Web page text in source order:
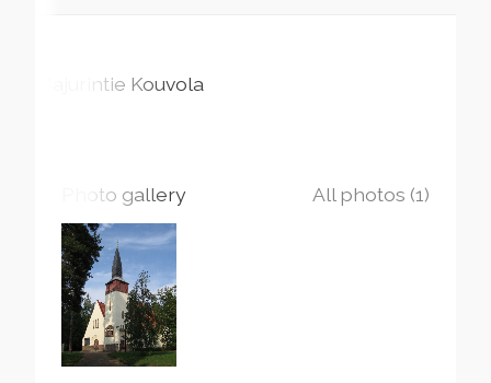
Majurintie Kouvola
Photo gallery All photos (1)